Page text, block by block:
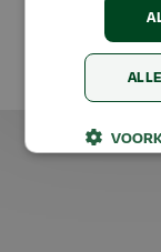
2026
AeresAeres
Aeres
Twitter